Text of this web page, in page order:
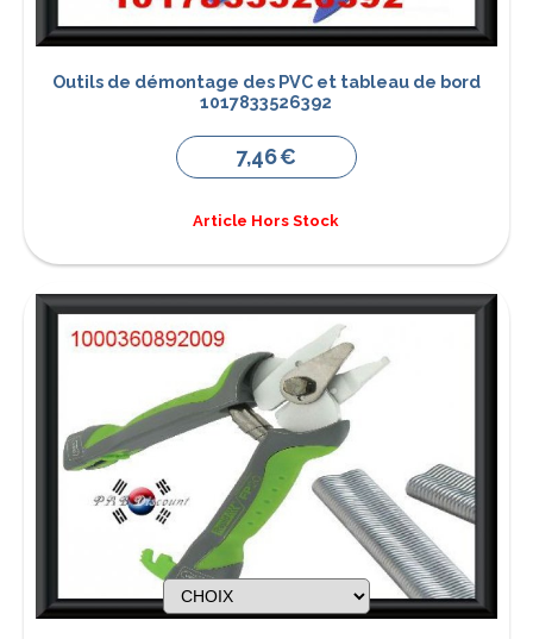
Outils de démontage des PVC et tableau de bord
1017833526392
7,46€
Article Hors Stock